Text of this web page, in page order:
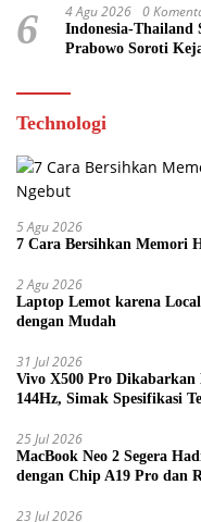
6 4 Agu 2026 0
Indonesia-Thailand
Prabowo Soroti
Technologi
5 Agu 2026
7 Cara Bersihkan Memori
2 Agu 2026
Laptop Lemot karena
dengan Mudah
31 Jul 2026
Vivo X500 Pro
144Hz, Simak Spesifikasi
25 Jul 2026
MacBook Neo 2 Segera
dengan Chip A19 Pro dan
23 Jul 2026